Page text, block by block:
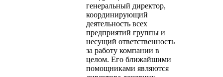
генеральный директор,
координирующий
деятельность всех
предприятий группы и
несущий ответственность
за работу компании в
целом. Его ближайшими
помощниками являются